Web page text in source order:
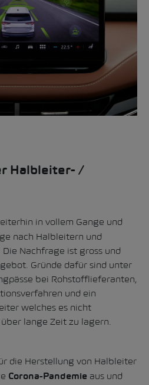
Halbleiter- /
in vollem Gange und
nach Halbleitern und
Nachfrage ist gross und
Gründe dafür sind unter
bei Rohstofflieferanten,
und ein
welches es nicht
lange Zeit zu lagern.
die Herstellung von Halbleiter
Corona-Pandemie aus und